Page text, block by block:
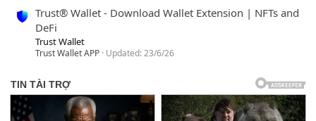
Trust® Wallet - Download Wallet Extension | NFTs and
DeFi
Trust Wallet
Trust Wallet APP Updated:23/6/26